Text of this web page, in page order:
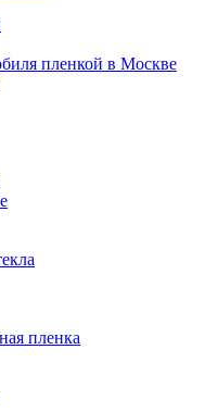
пленкой в Москве
пленка